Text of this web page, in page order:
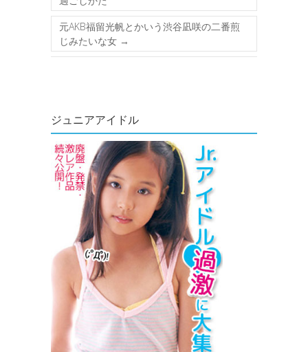
元AKB福留光帆とかいう渋谷凪咲の二番煎
じみたいな女 →
ジュニアアイドル